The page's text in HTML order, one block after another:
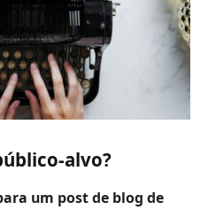
alvo?
um post de blog de